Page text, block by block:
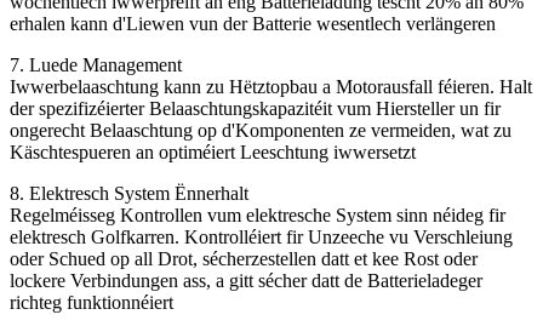
erhalen kann d'Liewen vun der Batterie wesentlech verlängeren
7. Luede Management
Iwwerbelaaschtung kann zu Hëtztopbau a Motorausfall féieren. Halt
der spezifizéierter Belaaschtungskapazitéit vum Hiersteller un fir
ongerecht Belaaschtung op d'Komponenten ze vermeiden, wat zu
Käschtespueren an optiméiert Leeschtung iwwersetzt
8. Elektresch System Ënnerhalt
Regelméisseg Kontrollen vum elektresche System sinn néideg fir
elektresch Golfkarren. Kontrolléiert fir Unzeeche vu Verschleiung
oder Schued op all Drot, sécherzestellen datt et kee Rost oder
lockere Verbindungen ass, a gitt sécher datt de Batterieladeger
richteg funktionnéiert